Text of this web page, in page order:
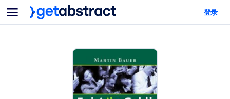
菜单
面向团队与管理者
为您的员工配备关键的人工智能技能。
面向人工智能系统
登录